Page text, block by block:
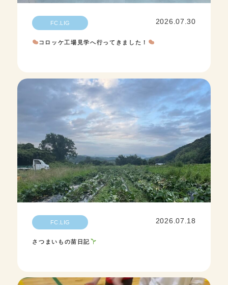
FC.LIG 2026.07.30
コロッケ工場見学へ行ってきました！
FC.LIG 2026.07.18
さつまいもの苗日記